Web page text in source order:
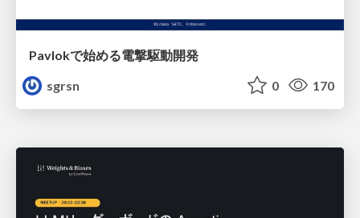
Pavlokで始める電撃駆動開発
sgrsn
0 170